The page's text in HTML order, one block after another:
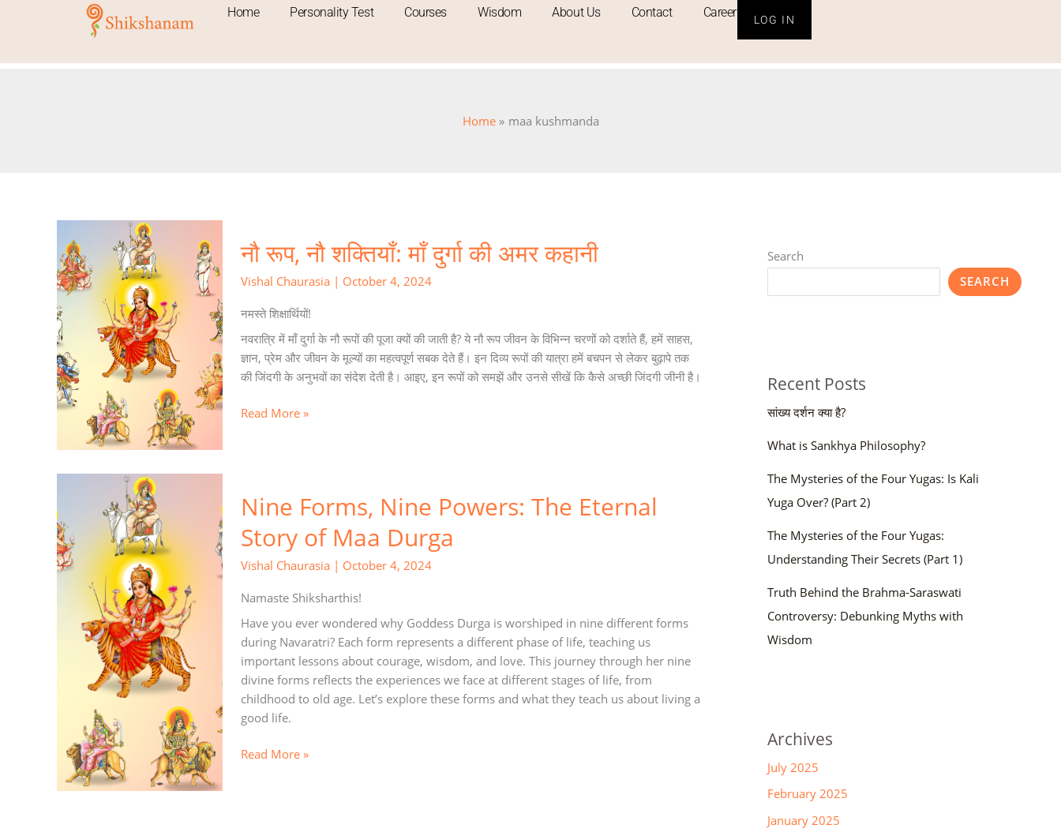
Home Personality Test Courses Wisdom About Us Contact Career LOG IN
Home maa kushmanda
नौ रूप, नौ शक्तियाँ: माँ दुर्गा की अमर कहानी
Vishal Chaurasia | October 4, 2024
नमस्ते शिक्षार्थियों!
नवरात्रि में माँ दुर्गा के नौ रूपों की पूजा क्यों की जाती है? ये नौ रूप जीवन के विभिन्न चरणों को दर्शाते हैं, हमें साहस,
ज्ञान, प्रेम और जीवन के मूल्यों का महत्वपूर्ण सबक देते हैं। इन दिव्य रूपों की यात्रा हमें बचपन से लेकर बुढ़ापे तक
की जिंदगी के अनुभवों का संदेश देती है। आइए, इन रूपों को समझें और उनसे सीखें कि कैसे अच्छी जिंदगी जीनी है।
रूप,
शक्तियाँ:
दुर्गा
की
अमर
कहानी
Read More »
Nine Forms, Nine Powers: The Eternal
Story of Maa Durga
Vishal Chaurasia | October 4, 2024
Namaste Shiksharthis!
Have you ever wondered why Goddess Durga is worshiped in nine different forms
during Navaratri? Each form represents a different phase of life, teaching us
important lessons about courage, wisdom, and love. This journey through her nine
divine forms reflects the experiences we face at different stages of life, from
childhood to old age. Let’s explore these forms and what they teach us about living a
good life.
Forms,
Nine
Powers:
The
Story
Maa
Durga
Read More »
Search
SEARCH
Recent Posts
सांख्य दर्शन क्या है?
What is Sankhya Philosophy?
The Mysteries of the Four Yugas: Is Kali
Yuga Over? (Part 2)
The Mysteries of the Four Yugas:
Understanding Their Secrets (Part 1)
Truth Behind the Brahma-Saraswati
Controversy: Debunking Myths with
Wisdom
Archives
July 2025
February 2025
January 2025